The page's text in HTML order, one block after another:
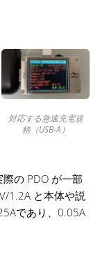
対応する急速充電規
格（USB-A）
の PDO が一部
1.2A と本体や説
であり、0.05A